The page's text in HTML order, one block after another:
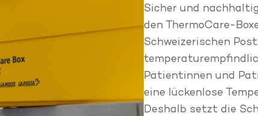
Sicher und
den ThermoCare-
Schweizerischen
Patientinnen und
eine lückenlose
Deshalb setzt die